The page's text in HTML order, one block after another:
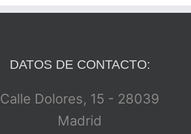
DATOS DE CONTACTO:
Calle Dolores, 15 - 28039
Madrid